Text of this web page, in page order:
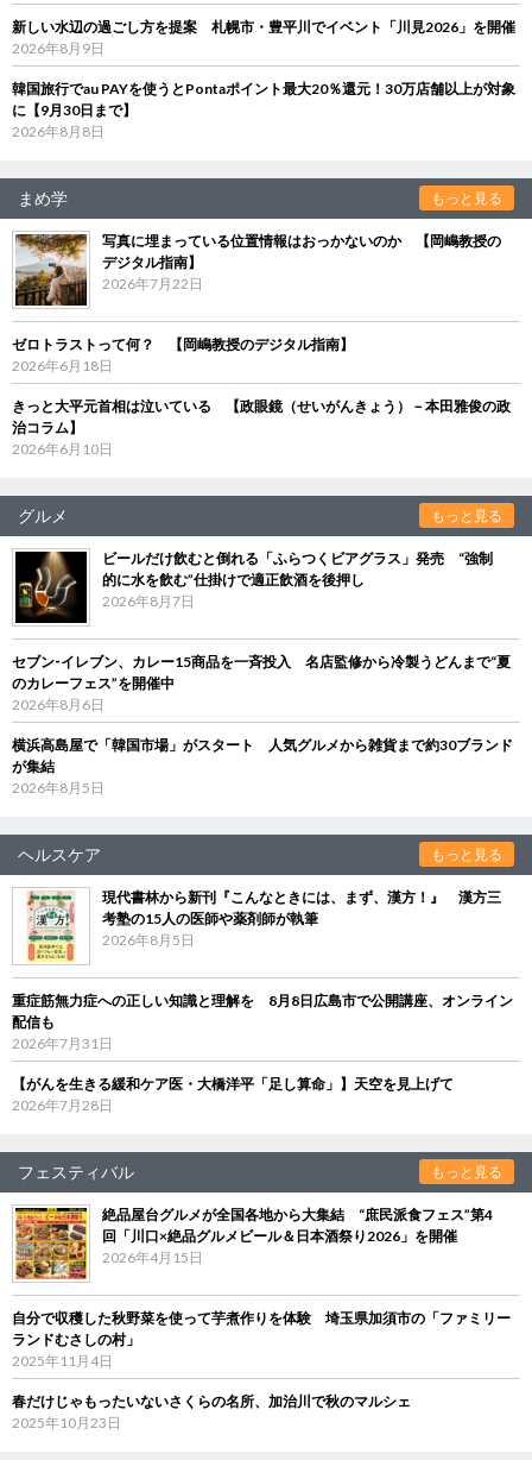
新しい水辺の過ごし方を提案 札幌市・豊平川でイベント「川見2026」を開催
2026年8月9日
韓国旅行でau PAYを使うとPontaポイント最大20％還元！30万店舗以上が対象
に【9月30日まで】
2026年8月8日
まめ学 もっと見る
写真に埋まっている位置情報はおっかないのか 【岡嶋教授の
デジタル指南】
2026年7月22日
ゼロトラストって何？ 【岡嶋教授のデジタル指南】
2026年6月18日
きっと大平元首相は泣いている 【政眼鏡（せいがんきょう）－本田雅俊の政
治コラム】
2026年6月10日
グルメ もっと見る
ビールだけ飲むと倒れる「ふらつくビアグラス」発売 “強制
的に水を飲む”仕掛けで適正飲酒を後押し
2026年8月7日
セブン‐イレブン、カレー15商品を一斉投入 名店監修から冷製うどんまで“夏
のカレーフェス”を開催中
2026年8月6日
横浜高島屋で「韓国市場」がスタート 人気グルメから雑貨まで約30ブランド
が集結
2026年8月5日
ヘルスケア もっと見る
現代書林から新刊『こんなときには、まず、漢方！』 漢方三
考塾の15人の医師や薬剤師が執筆
2026年8月5日
重症筋無力症への正しい知識と理解を 8月8日広島市で公開講座、オンライン
配信も
2026年7月31日
【がんを生きる緩和ケア医・大橋洋平「足し算命」】天空を見上げて
2026年7月28日
フェスティバル もっと見る
絶品屋台グルメが全国各地から大集結 “庶民派食フェス”第4
回「川口×絶品グルメビール＆日本酒祭り2026」を開催
2026年4月15日
自分で収穫した秋野菜を使って芋煮作りを体験 埼玉県加須市の「ファミリー
ランドむさしの村」
2025年11月4日
春だけじゃもったいないさくらの名所、加治川で秋のマルシェ
2025年10月23日